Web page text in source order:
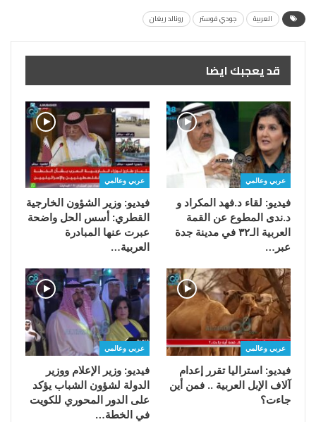
العربية جودي فوستر رونالد ريغان
قد يعجبك ايضا
عربي وعالمي
فيديو: لقاء د.فهد المكراد و
د.ندى المطوع عن القمة
العربية الـ٣٢ في مدينة جدة
عبر…
عربي وعالمي
فيديو: وزير الشؤون الخارجية
القطري: أسس الحل واضحة
عبرت عنها المبادرة
العربية…
عربي وعالمي
فيديو: استراليا تقرر إعدام
آلاف الإبل العربية .. فمن أين
جاءت؟
عربي وعالمي
فيديو: وزير الإعلام ووزير
الدولة لشؤون الشباب يؤكد
على الدور المحوري للكويت
في الخطة…